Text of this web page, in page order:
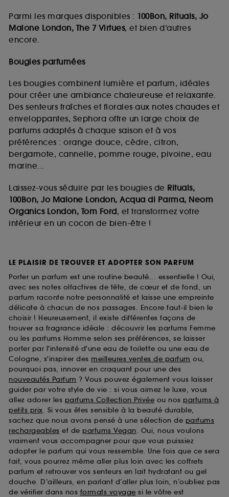
Parmi les marques disponibles : 100Bon, Rituals, Jo
Malone London, The 7 Virtues, et bien d’autres
encore.
Bougies parfumées
Les bougies combinent lumière et parfum, idéales
pour créer une ambiance chaleureuse et relaxante.
Des senteurs fraîches et florales aux notes chaudes et
enveloppantes, Sephora offre un large choix de
parfums adaptés à chaque saison et à vos
préférences : orange douce, cèdre, citron,
bergamote, cannelle, pomme rouge, pivoine, eau
marine...
Laissez-vous séduire par les bougies de Rituals,
100Bon, Jo Malone London, Acqua di Parma, Neom
Organics London, Tom Ford, et transformez votre
intérieur en un cocon de bien-être !
LE PLAISIR DE TROUVER ET ADOPTER SON PARFUM
Porter un parfum est une routine beauté... essentielle ! Oui,
avec ses notes olfactives de tête, de cœur et de fond, un
parfum raconte notre personnalité et laisse une empreinte
délicate à chacun de nos passages. Encore faut-il bien le
choisir ! Heureusement, il existe différentes façons de
trouver sa fragrance idéale : découvrir les parfums Femme
ou les parfums Homme selon ses préférences, se laisser
porter par l'intensité d'une eau de toilette ou une eau de
Cologne, s'inspirer des meilleures ventes de parfum ou,
pourquoi pas, innover en craquant pour une des
nouveautés Parfum ? Vous pouvez également vous laisser
guider par votre style de vie : si vous aimez le luxe, vous
allez adorer les parfums Collection Privée ou nos parfums à
petits prix. Si vous êtes sensible à la beauté durable,
sachez que nous avons pensé à une sélection de parfums
rechargeables et de parfums Vegan. Oui, nous voulons
vraiment vous accompagner pour que vous puissiez
adopter le parfum qui vous ressemble. Une fois que ce sera
fait, vous pourrez même aller plus loin avec les coffrets
parfum et retrouver vos senteurs en lait hydratant ou gel
douche. D’ailleurs, en parlant d’aller plus loin, n’oubliez pas
de vérifier dans nos formats voyage si le vôtre est